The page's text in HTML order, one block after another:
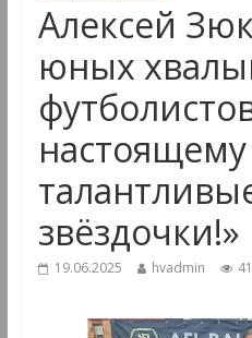
Алексей
юных
настоящему
звёздочки!»
19.06.2025 hvadmin